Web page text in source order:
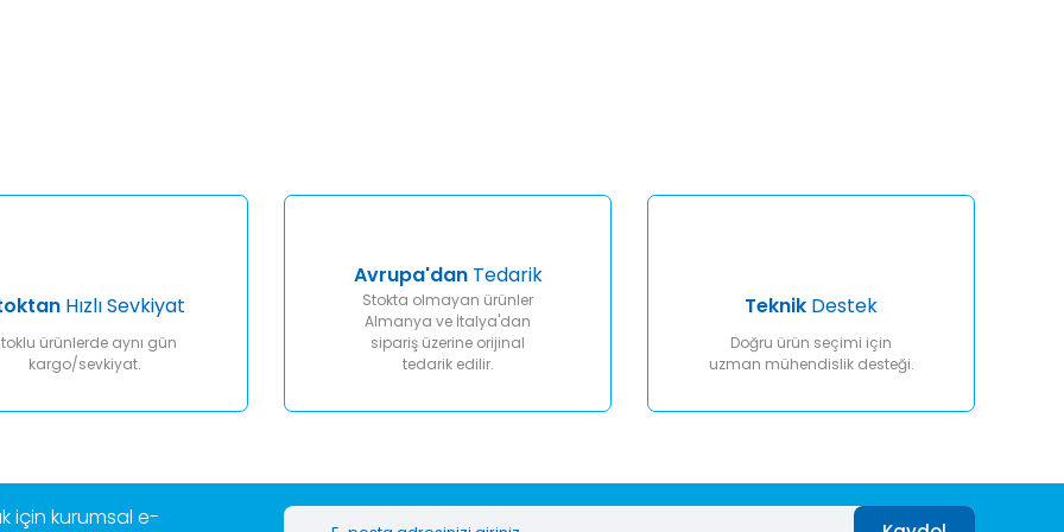
Gönder
Hızlı Sevkiyat
ürünlerde aynı gün
kargo/sevkiyat.
Avrupa'danTedarik
Stokta olmayan ürünler
Almanya ve İtalya'dan
sipariş üzerine orijinal
tedarik edilir.
Teknik Destek
Doğru ürün seçimi için
uzman mühendislik desteği.
için kurumsal e-